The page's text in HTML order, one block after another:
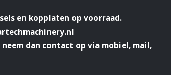
en kopplaten op voorraad.
dan contact op via mobiel, mail,